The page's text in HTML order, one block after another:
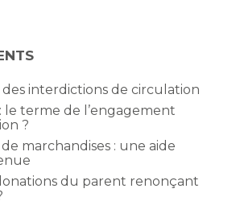
des interdictions de circulation
terme de l’engagement
?
marchandises : une aide
du parent renonçant